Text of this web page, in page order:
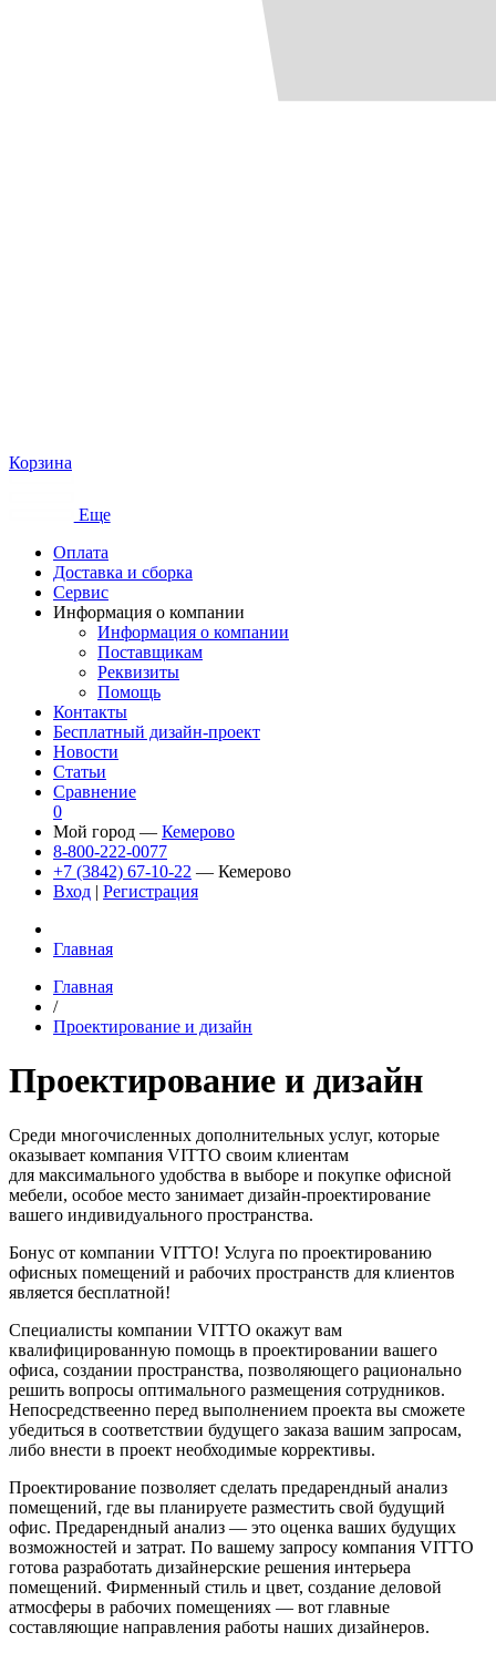
Корзина
Еще
Оплата
Доставка и сборка
Сервис
Информация о компании
Информация о компании
Поставщикам
Реквизиты
Помощь
Контакты
Бесплатный дизайн-проект
Новости
Статьи
Сравнение
0
Мой город — Кемерово
8-800-222-0077
+7 (3842) 67-10-22 — Кемерово
Вход | Регистрация
Главная
Главная
/
Проектирование и дизайн
Проектирование и дизайн
Среди многочисленных дополнительных услуг, которые
оказывает компания VITTO своим клиентам
для максимального удобства в выборе и покупке офисной
мебели, особое место занимает дизайн-проектирование
вашего индивидуального пространства.
Бонус от компании VITTO! Услуга по проектированию
офисных помещений и рабочих пространств для клиентов
является бесплатной!
Специалисты компании VITTO окажут вам
квалифицированную помощь в проектировании вашего
офиса, создании пространства, позволяющего рационально
решить вопросы оптимального размещения сотрудников.
Непосредствеенно перед выполнением проекта вы сможете
убедиться в соответствии будущего заказа вашим запросам,
либо внести в проект необходимые коррективы.
Проектирование позволяет сделать предарендный анализ
помещений, где вы планируете разместить свой будущий
офис. Предарендный анализ — это оценка ваших будущих
возможностей и затрат. По вашему запросу компания VITTO
готова разработать дизайнерские решения интерьера
помещений. Фирменный стиль и цвет, создание деловой
атмосферы в рабочих помещениях — вот главные
составляющие направления работы наших дизайнеров.